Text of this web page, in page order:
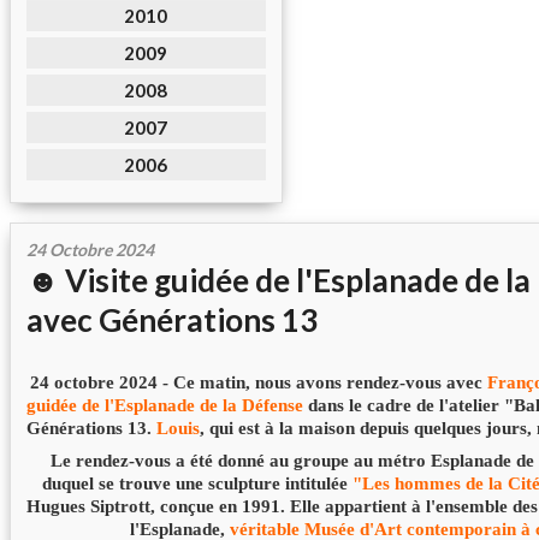
2010
2009
2008
2007
2006
24 Octobre 2024
☻ Visite guidée de l'Esplanade de
avec Générations 13
24 octobre 2024 - Ce matin, nous avons rendez-vous avec
guidée de l'Esplanade de la Défense dans le cadre de l'atelier
Générations 13. Louis, qui est à la maison depuis quelques
Le rendez-vous a été donné au groupe au métro Esplanade
duquel se trouve une sculpture intitulée "Les hommes de la
Hugues Siptrott, conçue en 1991. Elle appartient à l'ensemble
l'Esplanade, véritable Musée d'Art contemporain à